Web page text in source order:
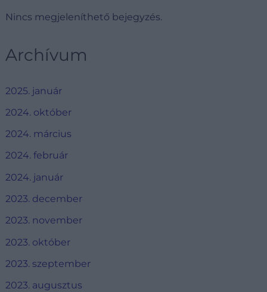
Nincs megjeleníthető bejegyzés.
Archívum
2025. január
2024. október
2024. március
2024. február
2024. január
2023. december
2023. november
2023. október
2023. szeptember
2023. augusztus